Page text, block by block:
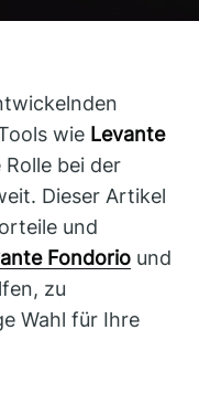
wie Levante
bei der
Dieser Artikel
und
Fondorio und
zu
Wahl für Ihre